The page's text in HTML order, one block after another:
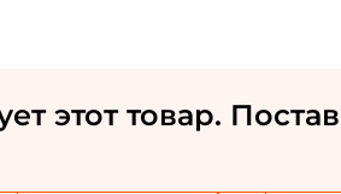
этот товар.